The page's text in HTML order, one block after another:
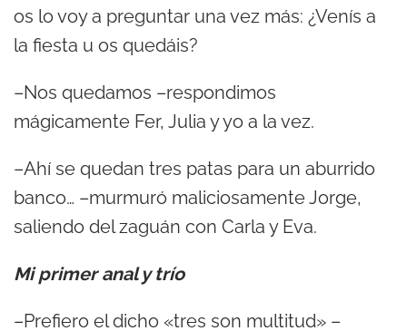
os lo voy a preguntar una vez más: ¿Venís a
la fiesta u os quedáis?
–Nos quedamos –respondimos
mágicamente Fer, Julia y yo a la vez.
–Ahí se quedan tres patas para un aburrido
banco… –murmuró maliciosamente Jorge,
saliendo del zaguán con Carla y Eva.
Mi primer anal y trío
–Prefiero el dicho «tres son multitud» –